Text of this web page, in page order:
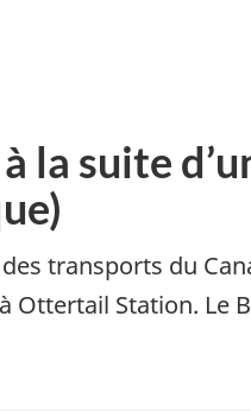
la suite
transports du
Station. Le